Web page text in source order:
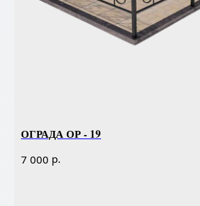
ОГРАДА ОР - 19
7 000 р.